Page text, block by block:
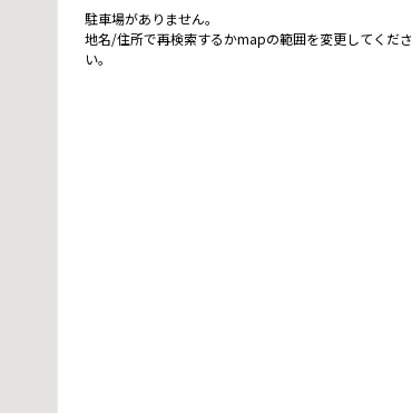
駐車場がありません。
地名/住所で再検索するかmapの範囲を変更してくださ
い。